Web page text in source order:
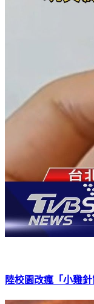
陸校園改瘋「小雞